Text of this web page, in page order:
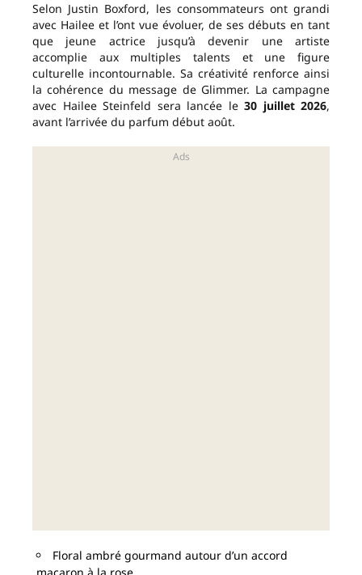
Selon Justin Boxford, les consommateurs ont grandi
avec Hailee et l’ont vue évoluer, de ses débuts en tant
que jeune actrice jusqu’à devenir une artiste
accomplie aux multiples talents et une figure
culturelle incontournable. Sa créativité renforce ainsi
la cohérence du message de Glimmer. La campagne
avec Hailee Steinfeld sera lancée le 30 juillet 2026,
avant l’arrivée du parfum début août.
Floral ambré gourmand autour d’un accord